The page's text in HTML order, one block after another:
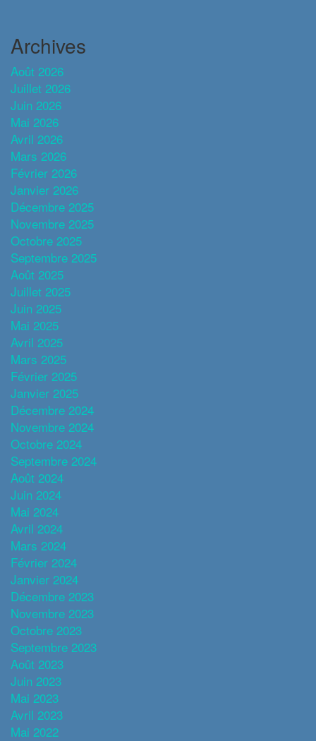
Archives
Août 2026
Juillet 2026
Juin 2026
Mai 2026
Avril 2026
Mars 2026
Février 2026
Janvier 2026
Décembre 2025
Novembre 2025
Octobre 2025
Septembre 2025
Août 2025
Juillet 2025
Juin 2025
Mai 2025
Avril 2025
Mars 2025
Février 2025
Janvier 2025
Décembre 2024
Novembre 2024
Octobre 2024
Septembre 2024
Août 2024
Juin 2024
Mai 2024
Avril 2024
Mars 2024
Février 2024
Janvier 2024
Décembre 2023
Novembre 2023
Octobre 2023
Septembre 2023
Août 2023
Juin 2023
Mai 2023
Avril 2023
Mai 2022